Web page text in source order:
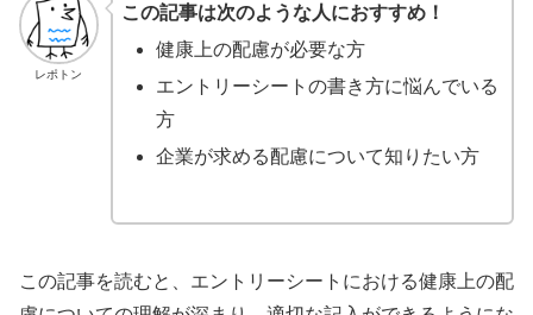
レポトン
この記事は次のような人におすすめ！
健康上の配慮が必要な方
エントリーシートの書き方に悩んでいる
方
企業が求める配慮について知りたい方
この記事を読むと、エントリーシートにおける健康上の配